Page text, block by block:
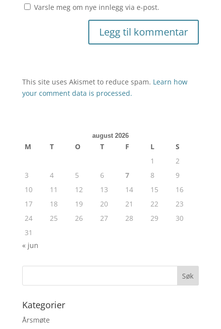
Varsle meg om nye innlegg via e-post.
This site uses Akismet to reduce spam. Learn how
your comment data is processed.
august 2026
M T O T F L
S
1
2
3
4 5 6 7 8
9
10
11 12 13 14 15
16
17
18 19 20 21 22
23
24
25 26 27 28 29
30
31
« jun
Kategorier
Årsmøte